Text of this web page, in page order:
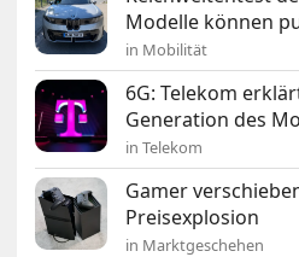
Modelle können
in Mobilität
6G: Telekom
Generation des
in Telekom
Gamer
Preisexplosion
in Marktgeschehen